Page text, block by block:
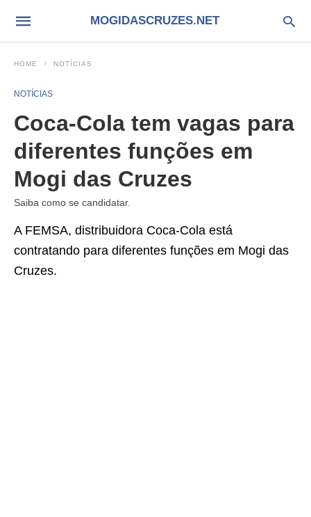
MOGIDASCRUZES.NET
HOME NOTÍCIAS
NOTÍCIAS
Coca-Cola tem vagas para
diferentes funções em
Mogi das Cruzes
Saiba como se candidatar.
A FEMSA, distribuidora Coca-Cola está
contratando para diferentes funções em Mogi das
Cruzes.